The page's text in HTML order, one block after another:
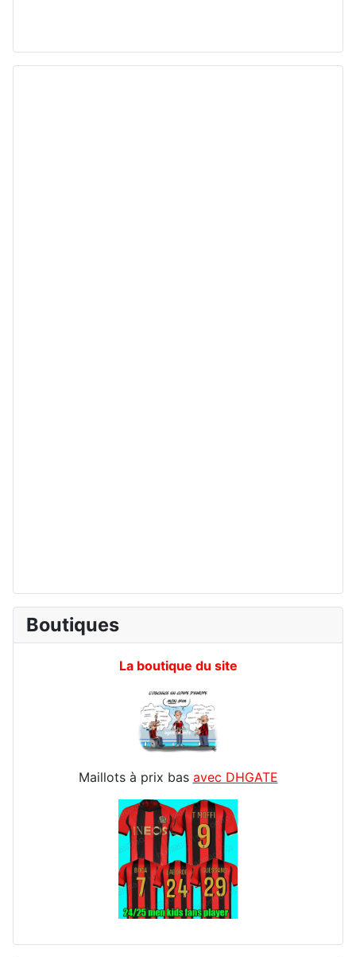
Boutiques
La boutique du site
Maillots à prix bas avec DHGATE